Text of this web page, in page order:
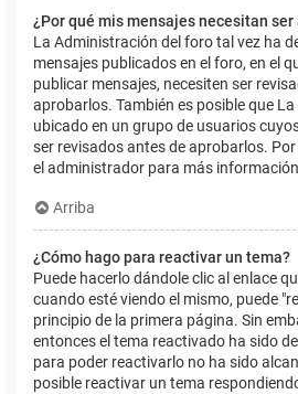
¿Por qué mis mensajes necesitan ser
La Administración del foro tal vez ha
mensajes publicados en el foro, en el
publicar mensajes, necesiten ser
aprobarlos. También es posible que
ubicado en un grupo de usuarios
ser revisados antes de aprobarlos.
el administrador para más
Arriba
¿Cómo hago para reactivar un tema?
Puede hacerlo dándole clic al enlace
cuando esté viendo el mismo, puede
principio de la primera página. Sin
entonces el tema reactivado ha sido
para poder reactivarlo no ha sido
posible reactivar un tema